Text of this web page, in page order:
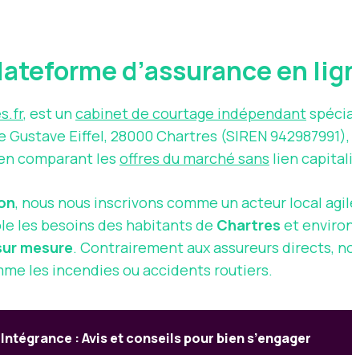
d’assurance en
, est uncabinet de courtage indépendant
Gustave Eiffel, 28000 Chartres (SIREN
comparant les offres du marché sans lien
, nous nous inscrivons comme un acteur local
les besoins des habitants de Chartres et
mesure. Contrairement aux assureurs directs,
les incendies ou accidents routiers.
: Avis et conseils pour bien s’engager